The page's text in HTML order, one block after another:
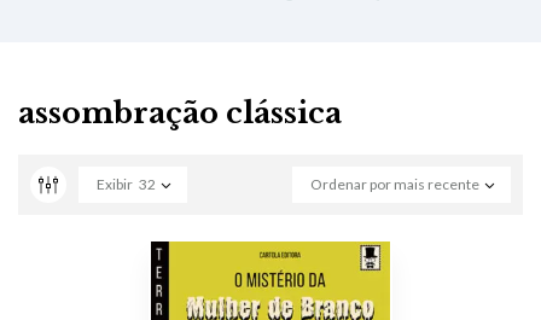
assombração clássica
Ordenar por mais recente
Exibir 32